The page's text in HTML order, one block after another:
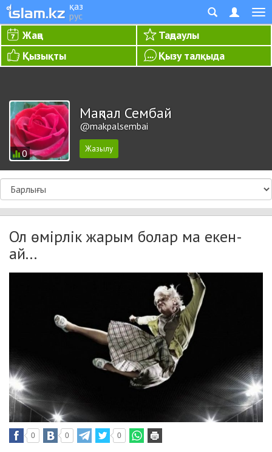
қаз
рус
Жаңа
Таңдаулы
Қызықты
Қызу талқыда
0
Мақпал Сембай
@makpalsembai
Ол өмірлік жарым болар ма екен-
ай...
0 0 0